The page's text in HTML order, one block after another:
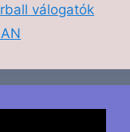
válogatók